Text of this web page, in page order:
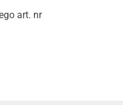
art. nr